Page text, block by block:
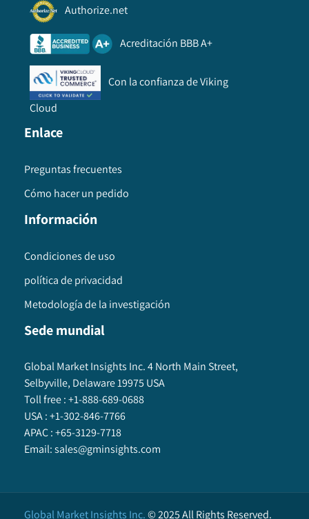
Authorize.net
Acreditación BBB A+
Con la confianza de Viking
Cloud
Enlace
Preguntas frecuentes
Cómo hacer un pedido
Información
Condiciones de uso
política de privacidad
Metodología de la investigación
Sede mundial
Global Market Insights Inc. 4 North Main Street,
Selbyville, Delaware 19975 USA
Toll free :+1-888-689-0688
USA :+1-302-846-7766
APAC :+65-3129-7718
Email:sales@gminsights.com
Global Market Insights Inc.©2025All Rights Reserved.